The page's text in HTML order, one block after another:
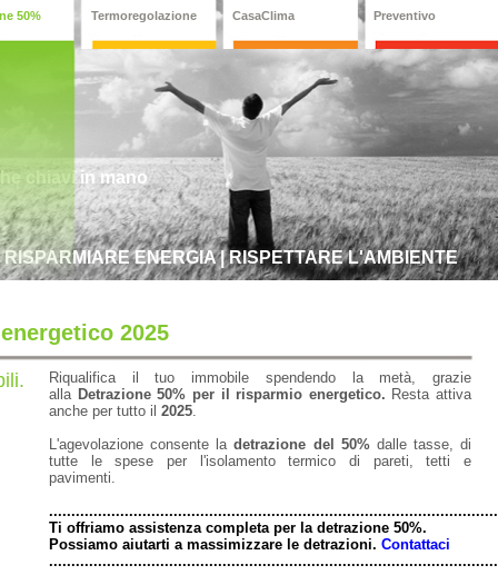
50% Termoregolazione CasaClima Preventivo
chiavi in mano
ENERGIA | RISPETTARE L'AMBIENTE
2025
Riqualifica il tuo immobile spendendo la metà, grazie
alla Detrazione 50% per il risparmio energetico. Resta attiva
anche per tutto il 2025.
L'agevolazione consente ladetrazione del 50%dalle tasse, di
tutte le spese per l'isolamento termico di pareti, tetti e
pavimenti.
.....................................................................................................
Ti offriamo assistenza completa per la detrazione 50%.
Possiamo aiutarti a massimizzare le detrazioni. Contattaci
.....................................................................................................